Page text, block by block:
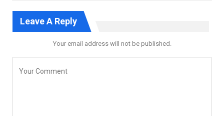
Leave A Reply
Your email address will not be published.